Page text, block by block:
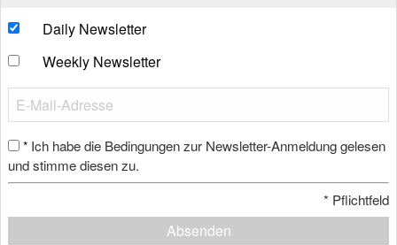
Daily Newsletter
Weekly Newsletter
* Ich habe die Bedingungen zur Newsletter-Anmeldung gelesen
und stimme diesen zu.
* Pflichtfeld
Absenden